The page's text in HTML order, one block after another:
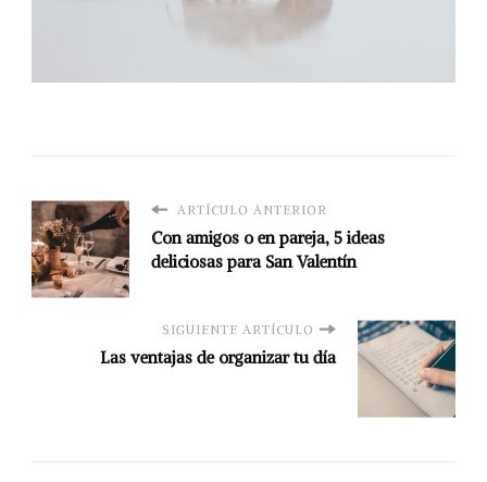
ARTÍCULO ANTERIOR
Con amigos o en pareja, 5 ideas
deliciosas para San Valentín
SIGUIENTE ARTÍCULO
Las ventajas de organizar tu día